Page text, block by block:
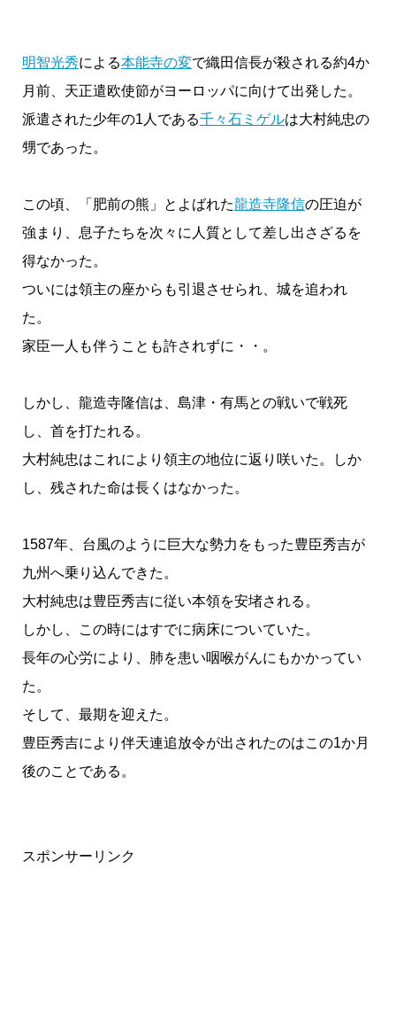
明智光秀による本能寺の変で織田信長が殺される約4か
月前、天正遣欧使節がヨーロッパに向けて出発した。
派遣された少年の1人である千々石ミゲルは大村純忠の
甥であった。
この頃、「肥前の熊」とよばれた龍造寺隆信の圧迫が
強まり、息子たちを次々に人質として差し出さざるを
得なかった。
ついには領主の座からも引退させられ、城を追われ
た。
家臣一人も伴うことも許されずに・・。
しかし、龍造寺隆信は、島津・有馬との戦いで戦死
し、首を打たれる。
大村純忠はこれにより領主の地位に返り咲いた。しか
し、残された命は長くはなかった。
1587年、台風のように巨大な勢力をもった豊臣秀吉が
九州へ乗り込んできた。
大村純忠は豊臣秀吉に従い本領を安堵される。
しかし、この時にはすでに病床についていた。
長年の心労により、肺を患い咽喉がんにもかかってい
た。
そして、最期を迎えた。
豊臣秀吉により伴天連追放令が出されたのはこの1か月
後のことである。
スポンサーリンク